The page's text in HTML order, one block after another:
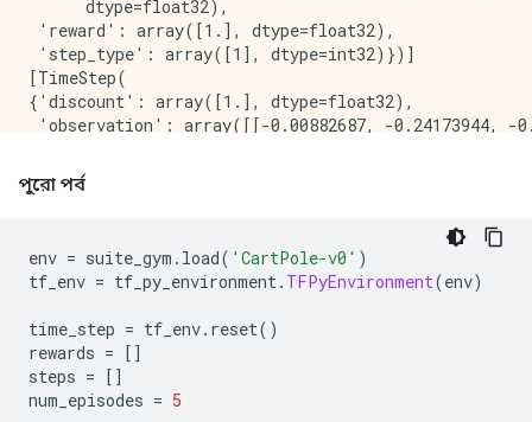
      dtype=float32),
'reward': array([1.], dtype=float32),
'step_type': array([1], dtype=int32)})]
[TimeStep(
{'discount': array([1.], dtype=float32),
'observation': array([[-0.00882687, -0.24173944, -
'reward': array([1.], dtype=float32),
'step_type': array([1], dtype=int32)}), array([1],
'observation': array([[-0.01366166, -0.04595843, -
      dtype=float32),
'reward': array([1.], dtype=float32),
[TimeStep(
{'discount': array([1.], dtype=float32),
'observation': array([[-0.01366166, -0.04595843, -
      dtype=float32),
পুরো পর্ব
env = suite_gym . load( 'CartPole-v0' )
tf_env = tf_py_environment. TFPyEnvironment(env)
time_step = tf_env. reset()
rewards = []
steps = []
num_episodes = 5